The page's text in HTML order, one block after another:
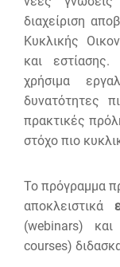
διαχείριση
Κυκλικής
και
χρήσιμα
δυνατότητες
πρακτικές
στόχο πιο
Το πρόγραμμα
αποκλειστικά
(webinars) και
courses)